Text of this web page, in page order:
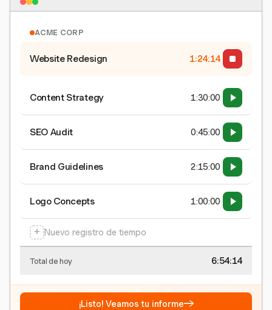
ACME CORP
Website Redesign 1:24:15
Content Strategy 1:30:00
SEO Audit 0:45:00
Brand Guidelines 2:15:00
Logo Concepts 1:00:00
+ Nuevo registro de tiempo
Total de hoy 6:54:15
¡Listo! Veamos tu informe→